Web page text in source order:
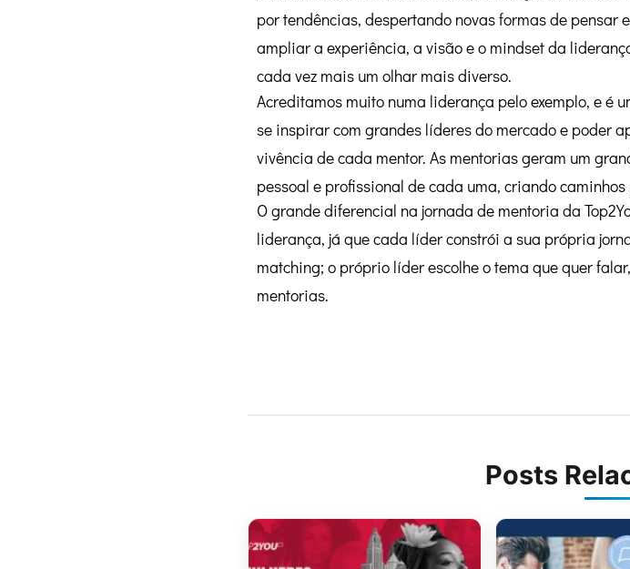
por tendências, despertando novas formas de pensar
ampliar a experiência, a visão e o mindset da
cada vez mais um olhar mais diverso.
Acreditamos muito numa liderança pelo exemplo, e é
se inspirar com grandes líderes do mercado e poder
vivência de cada mentor. As mentorias geram um
pessoal e profissional de cada uma, criando
O grande diferencial na jornada de mentoria da
liderança, já que cada líder constrói a sua própria
matching; o próprio líder escolhe o tema que quer
mentorias.
Posts